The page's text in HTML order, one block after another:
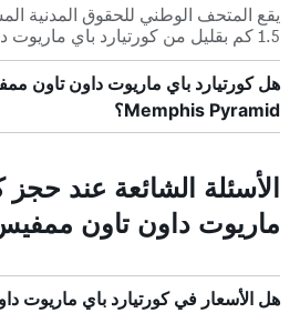
يقع المتحف الوطني للحقوق المدنية
1.5 كم بقليل من كورتيارد باي ماريوت داون تاون ممفيس.
هل كورتيارد باي ماريوت داون تاون
Memphis Pyramid؟
الأسئلة الشائعة عند حجز
ماريوت داون تاون
هل الأسعار في كورتيارد باي ماريوت